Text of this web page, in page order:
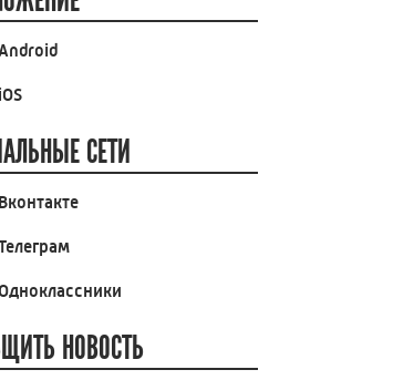
iOS
СЕТИ
Вконтакте
Одноклассники
НОВОСТЬ